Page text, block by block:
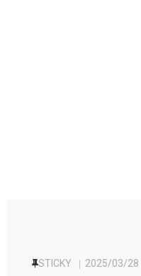
STICKY 2025/03/28